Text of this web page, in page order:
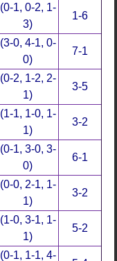
(0-1, 0-2, 1-
3)
1-6
(3-0, 4-1, 0-
0)
7-1
(0-2, 1-2, 2-
1)
3-5
(1-1, 1-0, 1-
1)
3-2
(0-1, 3-0, 3-
0)
6-1
(0-0, 2-1, 1-
1)
3-2
(1-0, 3-1, 1-
1)
5-2
(0-1, 1-1, 4-